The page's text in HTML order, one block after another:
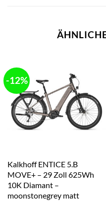
-12%
Kalkhoff ENTICE 5.B
MOVE+ – 29 Zoll 625Wh
10K Diamant –
moonstonegrey matt